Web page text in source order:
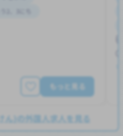
う2、3にち
もっと見る
ん)の外国人求人を見る